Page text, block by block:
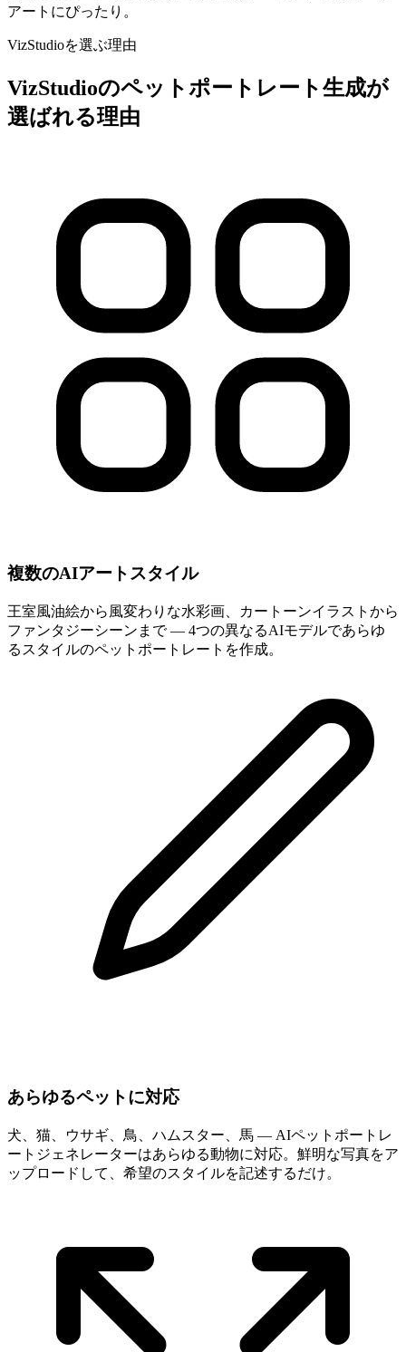
アートにぴったり。
VizStudioを選ぶ理由
VizStudioのペットポートレート生成が
選ばれる理由
複数のAIアートスタイル
王室風油絵から風変わりな水彩画、カートーンイラストから
ファンタジーシーンまで — 4つの異なるAIモデルであらゆ
るスタイルのペットポートレートを作成。
あらゆるペットに対応
犬、猫、ウサギ、鳥、ハムスター、馬 — AIペットポートレ
ートジェネレーターはあらゆる動物に対応。鮮明な写真をア
ップロードして、希望のスタイルを記述するだけ。